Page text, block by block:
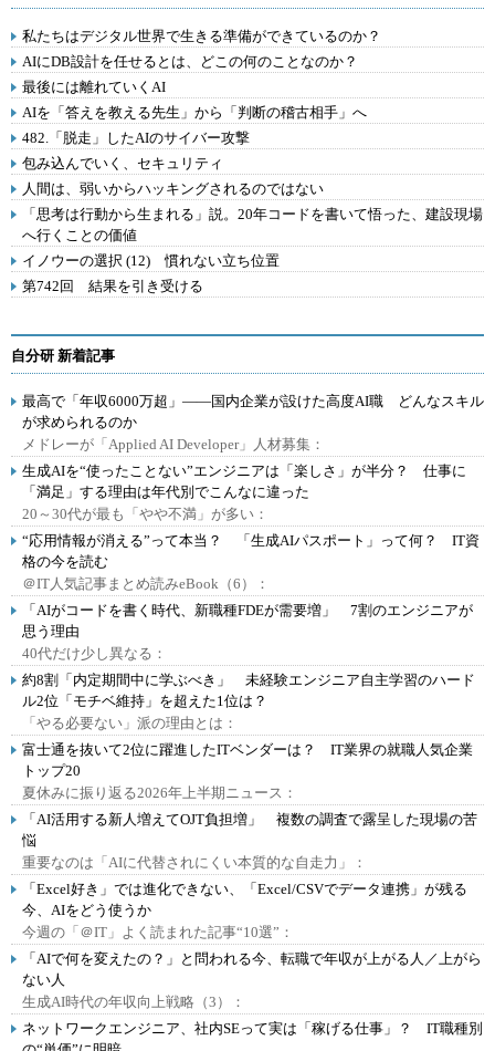
私たちはデジタル世界で生きる準備ができているのか？
AIにDB設計を任せるとは、どこの何のことなのか？
最後には離れていくAI
AIを「答えを教える先生」から「判断の稽古相手」へ
482.「脱走」したAIのサイバー攻撃
包み込んでいく、セキュリティ
人間は、弱いからハッキングされるのではない
「思考は行動から生まれる」説。20年コードを書いて悟った、建設現場
へ行くことの価値
イノウーの選択 (12) 慣れない立ち位置
第742回 結果を引き受ける
自分研 新着記事
最高で「年収6000万超」――国内企業が設けた高度AI職 どんなスキル
が求められるのか
メドレーが「Applied AI Developer」人材募集：
生成AIを“使ったことない”エンジニアは「楽しさ」が半分？ 仕事に
「満足」する理由は年代別でこんなに違った
20～30代が最も「やや不満」が多い：
“応用情報が消える”って本当？ 「生成AIパスポート」って何？ IT資
格の今を読む
＠IT人気記事まとめ読みeBook（6）：
「AIがコードを書く時代、新職種FDEが需要増」 7割のエンジニアが
思う理由
40代だけ少し異なる：
約8割「内定期間中に学ぶべき」 未経験エンジニア自主学習のハード
ル2位「モチベ維持」を超えた1位は？
「やる必要ない」派の理由とは：
富士通を抜いて2位に躍進したITベンダーは？ IT業界の就職人気企業
トップ20
夏休みに振り返る2026年上半期ニュース：
「AI活用する新人増えてOJT負担増」 複数の調査で露呈した現場の苦
悩
重要なのは「AIに代替されにくい本質的な自走力」：
「Excel好き」では進化できない、「Excel/CSVでデータ連携」が残る
今、AIをどう使うか
今週の「＠IT」よく読まれた記事“10選”：
「AIで何を変えたの？」と問われる今、転職で年収が上がる人／上がら
ない人
生成AI時代の年収向上戦略（3）：
ネットワークエンジニア、社内SEって実は「稼げる仕事」？ IT職種別